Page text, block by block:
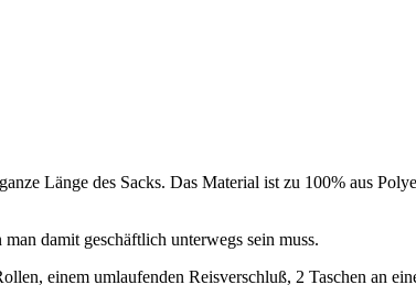
Länge des Sacks. Das Material ist zu 100% aus
damit geschäftlich unterwegs sein muss.
einem umlaufenden Reisverschluß, 2 Taschen an